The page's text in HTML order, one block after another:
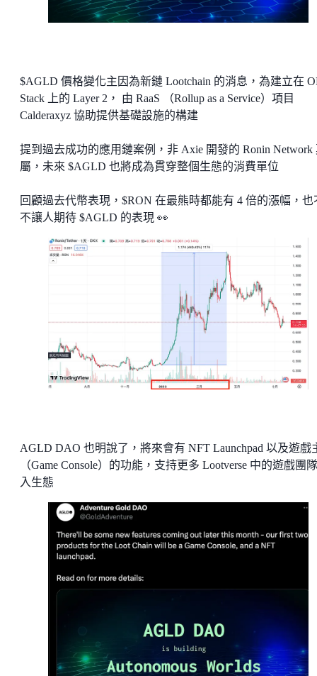
$AGLD 價格變化主因為新鏈 Lootchain 的消息，為建立在
Stack 上的 Layer 2， 由 RaaS （Rollup as a Service）項目
Calderaxyz 協助提供基礎設施的構建
提到過去成功的應用鏈案例，非 Axie 開發的 Ronin Network
屬，未來 $AGLD 也將成為貫穿整個生態的消費單位
回顧過去代幣表現，$RON 在最熊時都能有 4 倍的漲幅，也
不讓人期待 $AGLD 的表現 👀
AGLD DAO 也明說了，將來會有 NFT Launchpad 以及遊戲
（Game Console）的功能，支持更多 Lootverse 中的遊戲團
入生態